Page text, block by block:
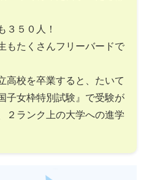
３５０人！
もたくさんフリーバードで
高校を卒業すると、たいて
子女枠特別試験』で受験が
２ランク上の大学への進学